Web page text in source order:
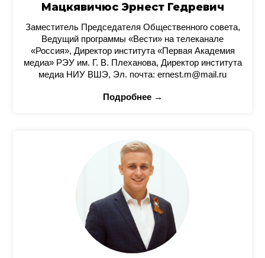
Мацкявичюс Эрнест Гедревич
Заместитель Председателя Общественного совета,
Ведущий программы «Вести» на телеканале
«Россия», Директор института «Первая Академия
медиа» РЭУ им. Г. В. Плеханова, Директор института
медиа НИУ ВШЭ, Эл. почта: ernest.m@mail.ru
Подробнее →